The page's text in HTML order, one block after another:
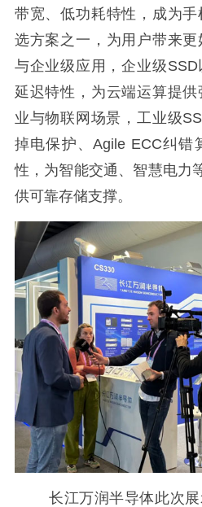
带宽、低功耗特性，成为
选方案之一，为用户带来
与企业级应用，企业级
延迟特性，为云端运算提
业与物联网场景，工业级
掉电保护、Agile ECC纠错
性，为智能交通、智慧电力
供可靠存储支撑。
长江万润半导体此次展